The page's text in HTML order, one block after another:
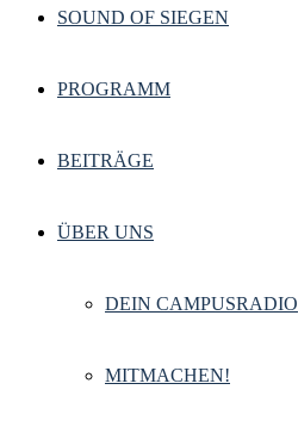
SOUND OF SIEGEN
PROGRAMM
BEITRÄGE
ÜBER UNS
DEIN CAMPUSRADIO
MITMACHEN!